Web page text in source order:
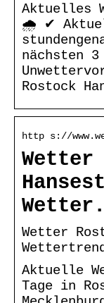
Aktuelles
🌧️ ✔
nächsten
Rostock
http s://
Wetter
Wetter
Aktuelle
Tage in